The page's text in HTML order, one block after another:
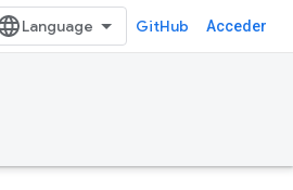
GitHub Acceder